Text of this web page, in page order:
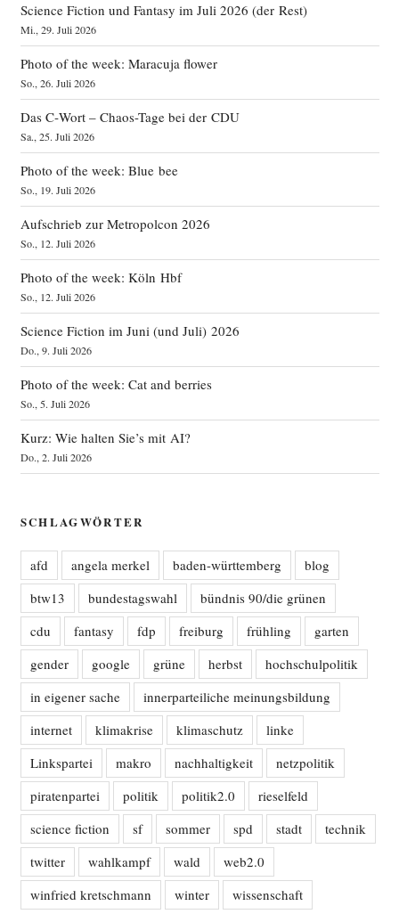
Science Fiction und Fantasy im Juli 2026 (der Rest)
Mi., 29. Juli 2026
Photo of the week: Maracuja flower
So., 26. Juli 2026
Das C‑Wort – Chaos-Tage bei der CDU
Sa., 25. Juli 2026
Photo of the week: Blue bee
So., 19. Juli 2026
Aufschrieb zur Metropolcon 2026
So., 12. Juli 2026
Photo of the week: Köln Hbf
So., 12. Juli 2026
Science Fiction im Juni (und Juli) 2026
Do., 9. Juli 2026
Photo of the week: Cat and berries
So., 5. Juli 2026
Kurz: Wie halten Sie’s mit AI?
Do., 2. Juli 2026
SCHLAGWÖRTER
afd angela merkel baden-württemberg
blog
btw13
bundestagswahl
bündnis 90/die grünen
cdu
fantasy fdp freiburg frühling
garten
gender
google grüne herbst
hochschulpolitik
in eigener sache
innerparteiliche meinungsbildung
internet
klimakrise klimaschutz
linke
Linkspartei
makro nachhaltigkeit
netzpolitik
piratenpartei
politik politik2.0
rieselfeld
science fiction
sf sommer spd stadt
technik
twitter
wahlkampf wald
web2.0
winfried kretschmann
winter wissenschaft